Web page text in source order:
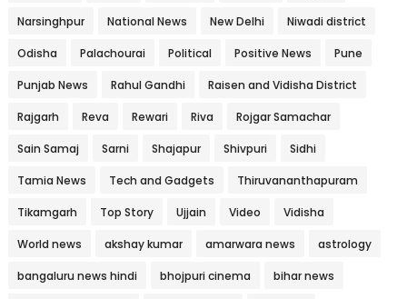
Narsinghpur National News New Delhi Niwadi district
Odisha Palachourai Political Positive News Pune
Punjab News Rahul Gandhi Raisen and Vidisha District
Rajgarh Reva Rewari Riva Rojgar Samachar
Sain Samaj Sarni Shajapur Shivpuri Sidhi
Tamia News Tech and Gadgets Thiruvananthapuram
Tikamgarh Top Story Ujjain Video Vidisha
World news akshay kumar amarwara news astrology
bangaluru news hindi bhojpuri cinema bihar news